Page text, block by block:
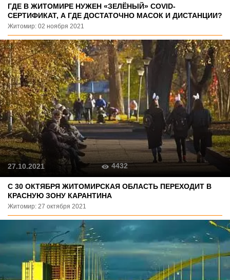
ГДЕ В ЖИТОМИРЕ НУЖЕН «ЗЕЛЁНЫЙ» COVID-
СЕРТИФИКАТ, А ГДЕ ДОСТАТОЧНО МАСОК И ДИСТАНЦИИ?
Житомир: 02 ноября 2021
C 30 ОКТЯБРЯ ЖИТОМИРСКАЯ ОБЛАСТЬ ПЕРЕХОДИТ В
КРАСНУЮ ЗОНУ КАРАНТИНА
Житомир: 27 октября 2021
27.10.2021 4432